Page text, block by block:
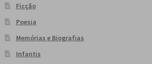
Ficção
Poesia
Memórias e Biografias
Infantis